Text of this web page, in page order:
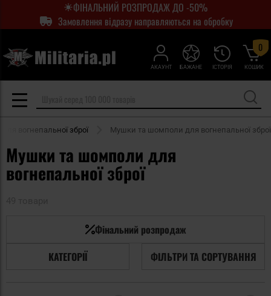
ФІНАЛЬНИЙ РОЗПРОДАЖ ДО -50%
Замовлення відразу направляються на обробку
АКАУНТ ІСТОРІЯ
БАЖАНЕ КОШИК
0
вогнепальної зброї Мушки та шомполи для вогнепальної зброї
Мушки та шомполи для
вогнепальної зброї
Фінальний розпродаж
КАТЕГОРІЇ
ФІЛЬТРИ ТА СОРТУВАННЯ